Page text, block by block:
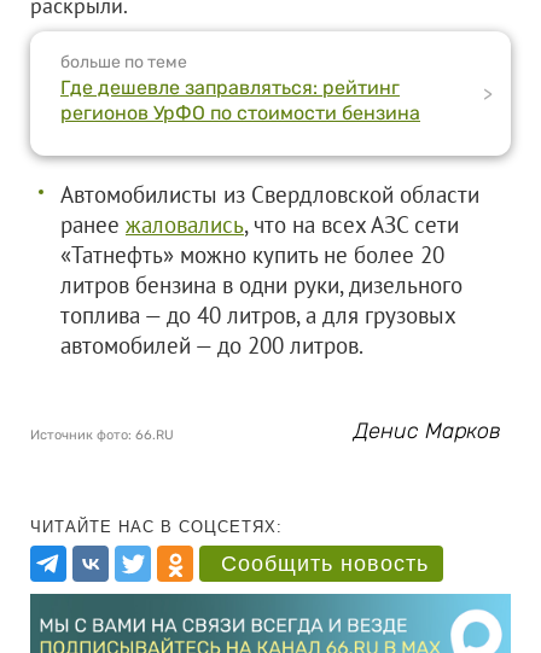
больше по теме
Где дешевле заправляться: рейтинг
регионов УрФО по стоимости бензина
>
Автомобилисты из Свердловской области
ранее жаловались, что на всех АЗС сети
«Татнефть» можно купить не более 20
литров бензина в одни руки, дизельного
топлива — до 40 литров, а для грузовых
автомобилей — до 200 литров.
Источник фото: 66.RU Денис Марков
ЧИТАЙТЕ НАС В СОЦСЕТЯХ:
Сообщить новость